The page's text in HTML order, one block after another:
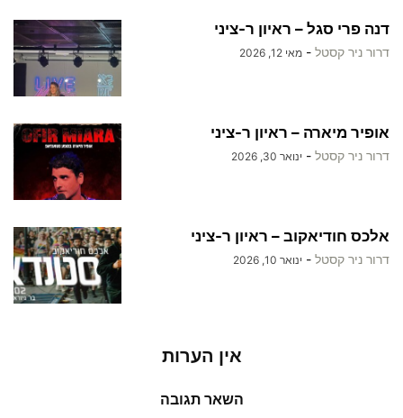
דנה פרי סגל – ראיון ר-ציני
דרור ניר קסטל - מאי 12, 2026
אופיר מיארה – ראיון ר-ציני
דרור ניר קסטל - ינואר 30, 2026
אלכס חודיאקוב – ראיון ר-ציני
דרור ניר קסטל - ינואר 10, 2026
אין הערות
השאר תגובה